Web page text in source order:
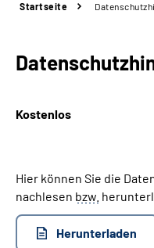
Rente
Beratung & Kontakt
Über uns & Presse
Online-Services
Startseite
Kostenlos
Hier können Sie die
nachlesen bzw.
Herunterladen